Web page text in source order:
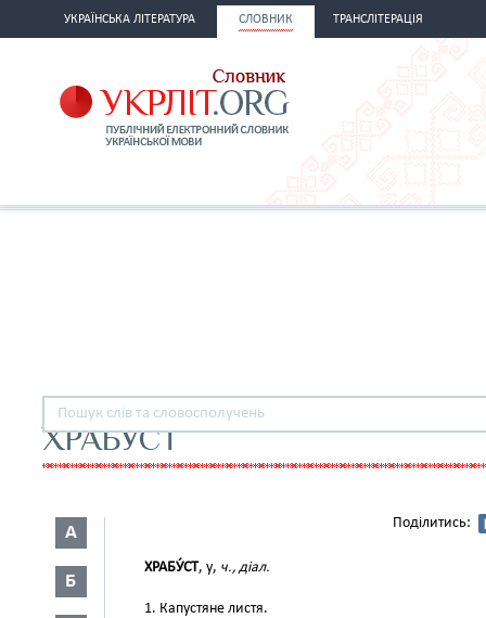
УКРАЇНСЬКА ЛІТЕРАТУРА СЛОВНИК ТРАНСЛІТЕРАЦІЯ
ХРАБУСТ
А
Б
Поділитись:
ХРАБУ́СТ, у, ч., діал.
1. Капустяне листя.